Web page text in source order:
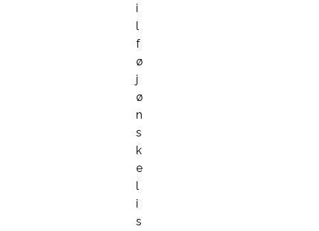
i
l
f
ø
j
ø
n
s
k
e
l
i
s